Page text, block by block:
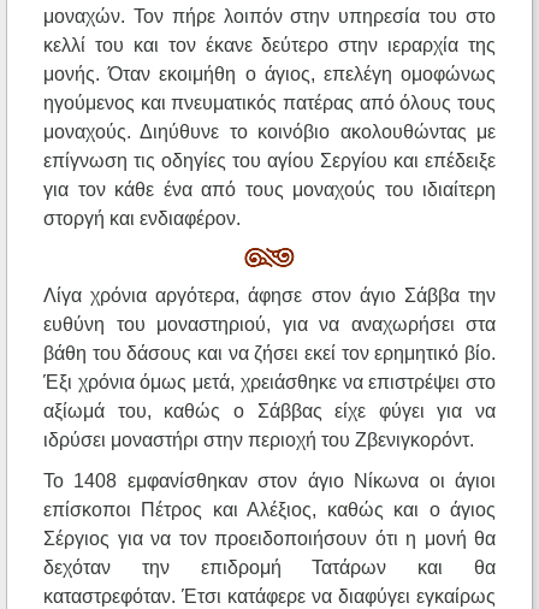
μοναχών. Τον πήρε λοιπόν στην υπηρεσία του στο
κελλί του και τον έκανε δεύτερο στην ιεραρχία της
μονής. Όταν εκοιμήθη ο άγιος, επελέγη ομοφώνως
ηγούμενος και πνευματικός πατέρας από όλους τους
μοναχούς. Διηύθυνε το κοινόβιο ακολουθώντας με
επίγνωση τις οδηγίες του αγίου Σεργίου και επέδειξε
για τον κάθε ένα από τους μοναχούς του ιδιαίτερη
στοργή και ενδιαφέρον.
Λίγα χρόνια αργότερα, άφησε στον άγιο Σάββα την
ευθύνη του μοναστηριού, για να αναχωρήσει στα
βάθη του δάσους και να ζήσει εκεί τον ερημητικό βίο.
Έξι χρόνια όμως μετά, χρειάσθηκε να επιστρέψει στο
αξίωμά του, καθώς ο Σάββας είχε φύγει για να
ιδρύσει μοναστήρι στην περιοχή του Ζβενιγκορόντ.
Το 1408 εμφανίσθηκαν στον άγιο Νίκωνα οι άγιοι
επίσκοποι Πέτρος και Αλέξιος, καθώς και ο άγιος
Σέργιος για να τον προειδοποιήσουν ότι η μονή θα
δεχόταν την επιδρομή Τατάρων και θα
καταστρεφόταν. Έτσι κατάφερε να διαφύγει εγκαίρως